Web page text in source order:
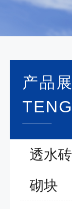
产品
透水砖
砌块